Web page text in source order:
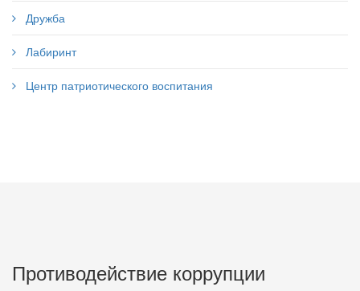
Дружба
Лабиринт
Центр патриотического воспитания
Противодействие коррупции